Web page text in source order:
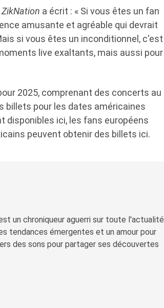
ZikNation a écrit : « Si vous êtes un fan
amusante et agréable qui devrait
si vous êtes un inconditionnel, c'est
live exaltants, mais aussi pour
2025, comprenant des concerts au
billets pour les dates américaines
disponibles ici, les fans européens
peuvent obtenir des billets ici.
un chroniqueur aguerri sur toute l'actualité
tendances émergentes et un amour pour
des sons pour partager ses découvertes